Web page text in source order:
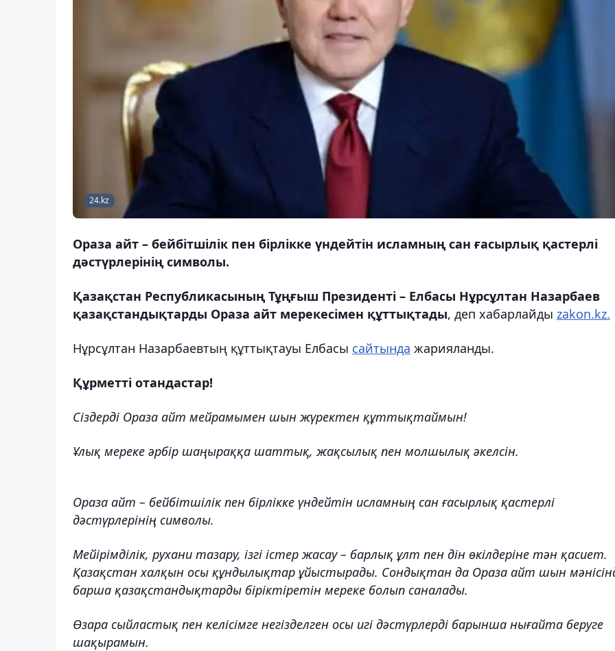
24.kz
Ораза айт – бейбітшілік пен бірлікке үндейтін исламның сан ғасырлық қастерлі
дәстүрлерінің символы.
Қазақстан Республикасының Тұңғыш Президенті – Елбасы Нұрсұлтан Назарбаев
қазақстандықтарды Ораза айт мерекесімен құттықтады, деп хабарлайды zakon.kz.
Нұрсұлтан Назарбаевтың құттықтауы Елбасы сайтында жарияланды.
Құрметті отандастар!
Сіздерді Ораза айт мейрамымен шын жүректен құттықтаймын!
Ұлық мереке әрбір шаңыраққа шаттық, жақсылық пен молшылық әкелсін.
Ораза айт – бейбітшілік пен бірлікке үндейтін исламның сан ғасырлық қастерлі
дәстүрлерінің символы.
Мейірімділік, рухани тазару, ізгі істер жасау – барлық ұлт пен дін өкілдеріне тән қасиет.
Қазақстан халқын осы құндылықтар ұйыстырады. Сондықтан да Ораза айт шын
барша қазақстандықтарды біріктіретін мереке болып саналады.
Өзара сыйластық пен келісімге негізделген осы игі дәстүрлерді барынша нығайта беруге
шақырамын.